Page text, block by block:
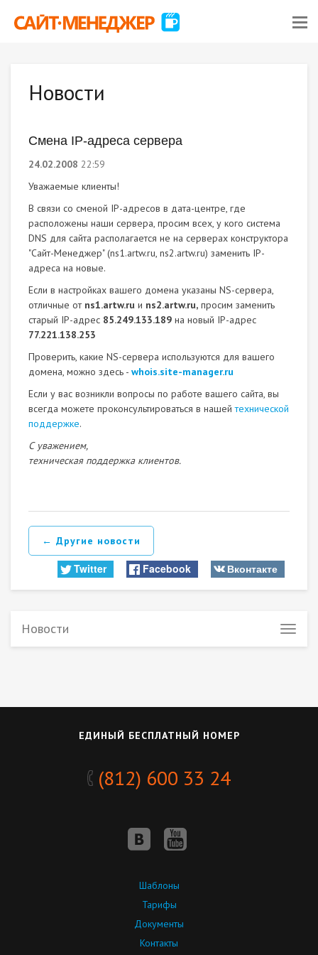
Новости
Смена IP-адреса сервера
24.02.2008 22:59
Уважаемые клиенты!
В связи со сменой IP-адресов в дата-центре, где
расположены наши сервера, просим всех, у кого система
DNS для сайта располагается не на серверах конструктора
"Сайт-Менеджер" (ns1.artw.ru, ns2.artw.ru) заменить IP-
адреса на новые.
Если в настройках вашего домена указаны NS-сервера,
отличные от ns1.artw.ru и ns2.artw.ru, просим заменить
старый IP-адрес 85.249.133.189 на новый IP-адрес
77.221.138.253
Проверить, какие NS-сервера используются для вашего
домена, можно здесь - whois.site-manager.ru
Если у вас возникли вопросы по работе вашего сайта, вы
всегда можете проконсультироваться в нашейтехнической
поддержке.
С уважением,
техническая поддержка клиентов.
← Другие новости
Twitter Facebook Вконтакте
Новости
ЕДИНЫЙ БЕСПЛАТНЫЙ НОМЕР
(812) 600 33 24
Шаблоны
Тарифы
Документы
Контакты